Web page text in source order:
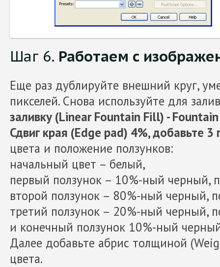
Шаг 6. Работаем с
Еще раз дублируйте внешний круг,
пикселей. Снова используйте для
заливку (Linear Fountain Fill) -
Сдвиг края (Edge pad) 4%, добавьте 3
цвета и положение ползунков:
начальный цвет – белый,
первый ползунок – 10%-ный черный,
второй ползунок – 80%-ный черный,
третий ползунок – 20%-ный черный,
и конечный ползунок 10%-ный
Далее добавьте абрис толщиной
цвета.